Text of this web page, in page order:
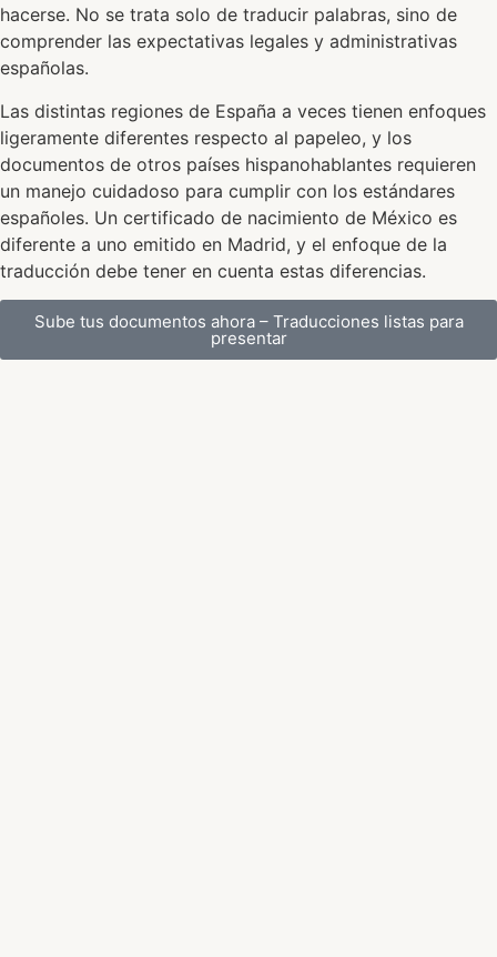
hacerse. No se trata solo de traducir palabras, sino de
comprender las expectativas legales y administrativas
españolas.
Las distintas regiones de España a veces tienen enfoques
ligeramente diferentes respecto al papeleo, y los
documentos de otros países hispanohablantes requieren
un manejo cuidadoso para cumplir con los estándares
españoles. Un certificado de nacimiento de México es
diferente a uno emitido en Madrid, y el enfoque de la
traducción debe tener en cuenta estas diferencias.
Sube tus documentos ahora – Traducciones listas para
presentar